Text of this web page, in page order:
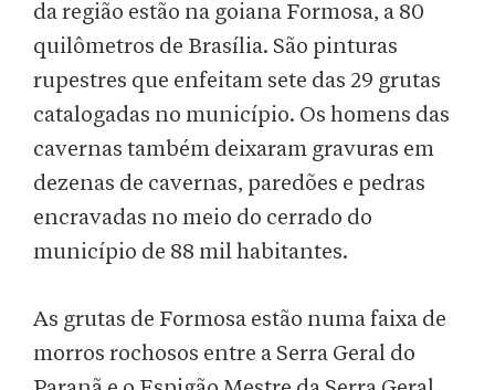
da região estão na goiana Formosa, a 80
quilômetros de Brasília. São pinturas
rupestres que enfeitam sete das 29 grutas
catalogadas no município. Os homens das
cavernas também deixaram gravuras em
dezenas de cavernas, paredões e pedras
encravadas no meio do cerrado do
município de 88 mil habitantes.
As grutas de Formosa estão numa faixa de
morros rochosos entre a Serra Geral do